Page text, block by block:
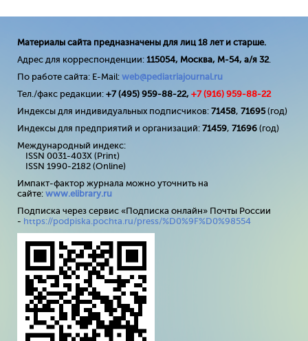
Материалы сайта предназначены для лиц 18 лет и старше.
Адрес для корреспонденции: 115054, Москва, М-54, а/я 32.
По работе сайта: E-Mail: web@pediatriajournal.ru
Тел./факс редакции: +7 (495) 959-88-22, +7 (916) 959-88-22
Индексы для индивидуальных подписчиков: 71458, 71695(год)
Индексы для предприятий и организаций: 71459, 71696 (год)
Международный индекс:
ISSN 0031-403X (Print)
ISSN 1990-2182 (Online)
Импакт-фактор журнала можно уточнить на
сайте: www.elibrary.ru
Подписка через сервис «Подписка онлайн» Почты России
- https://podpiska.pochta.ru/press/%D0%9F%D0%98554